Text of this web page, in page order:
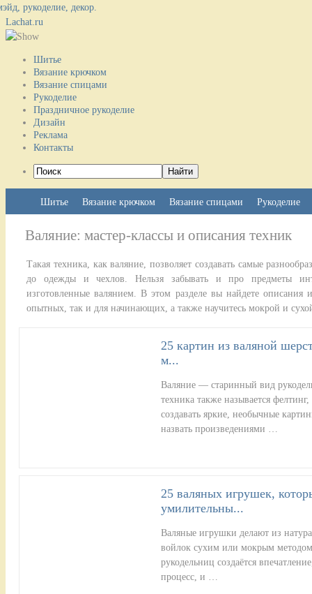
Lachat.ru
Шитье
Вязание крючком
Вязание спицами
Рукоделие
Праздничное рукоделие
Дизайн
Реклама
Контакты
Шитье Вязание крючком Вязание спицами Рукоделие
Валяние: мастер-классы и описания техник
Такая техника, как валяние, позволяет создавать самые
до одежды и чехлов. Нельзя забывать и про предметы
изготовленные валянием. В этом разделе вы найдете описания
опытных, так и для начинающих, а также научитесь мокрой и
25 картин из валяной
м...
Валяние — старинный вид
техника также называется
создавать яркие, необычные
назвать произведениями …
25 валяных игрушек,
умилительны...
Валяные игрушки делают из
войлок сухим или мокрым
рукодельниц создаётся
процесс, и …